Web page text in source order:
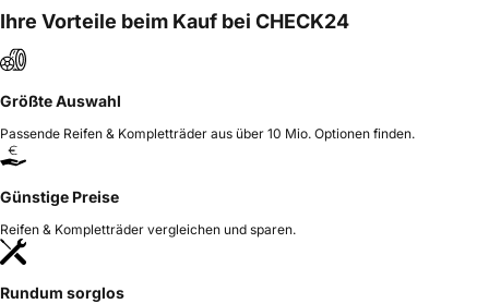
Ihre Vorteile beim Kauf bei CHECK24
Größte Auswahl
Passende Reifen & Kompletträder aus über 10 Mio. Optionen finden.
Günstige Preise
Reifen & Kompletträder vergleichen und sparen.
Rundum sorglos